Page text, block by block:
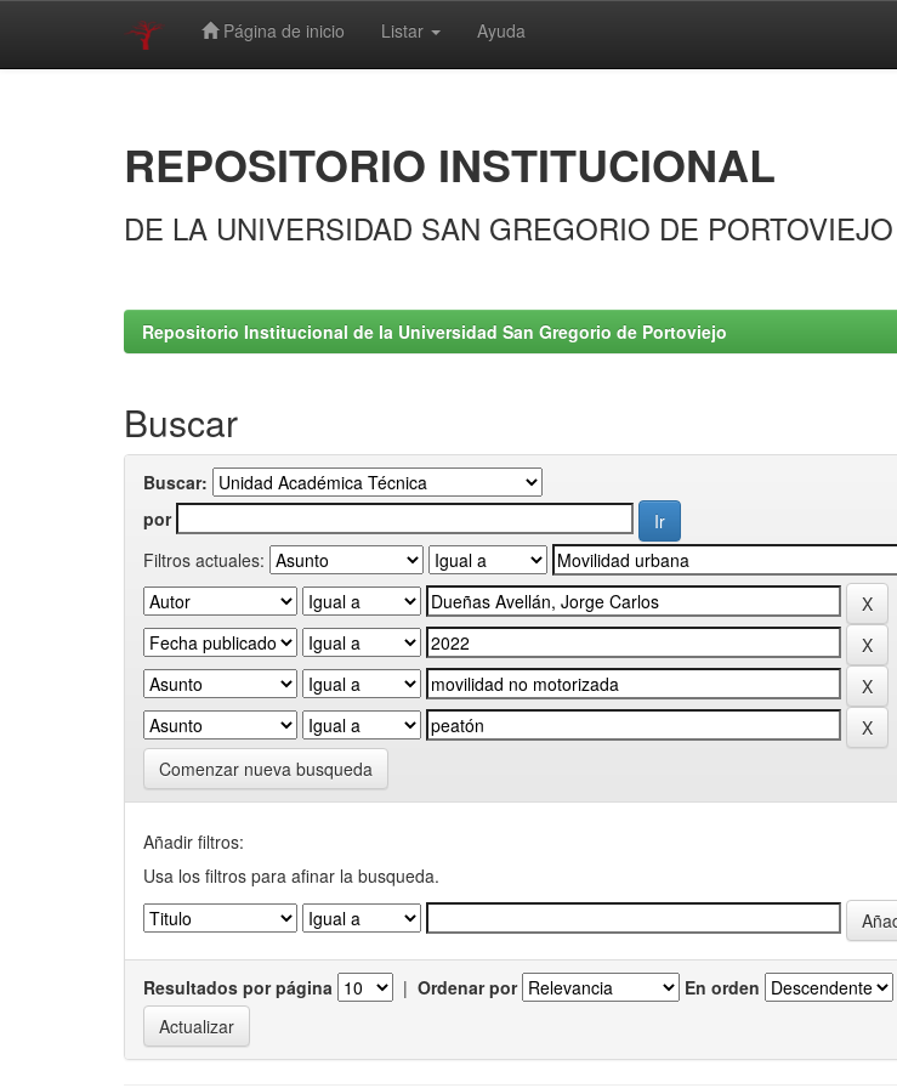
Página de inicio Listar Ayuda
REPOSITORIO INSTITUCIONAL
DE LA UNIVERSIDAD SAN GREGORIO DE PORTOVIEJO
Repositorio Institucional de la Universidad San Gregorio de Portoviejo
Buscar
Buscar:
por
Filtros actuales:
Comenzar nueva busqueda
Añadir filtros:
Usa los filtros para afinar la busqueda.
Resultados por página | Ordenar por En orden